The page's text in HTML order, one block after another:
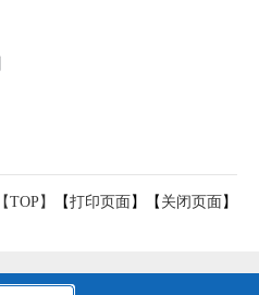
【TOP】 【打印页面 】【 关闭页面 】